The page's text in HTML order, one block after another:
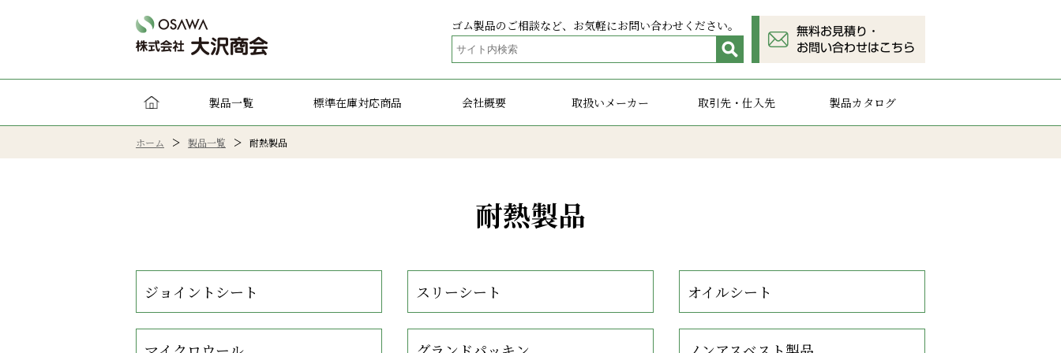
ゴム製品のご相談など、お気軽にお問い合わせください。
製品一覧 標準在庫対応商品 会社概要 取扱いメーカー 取引先・仕入先 製品カタログ
ホーム 製品一覧 耐熱製品
耐熱製品
ジョイントシート スリーシート オイルシート